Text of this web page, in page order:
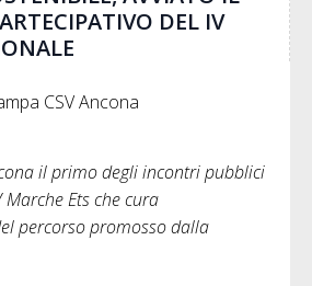
DEL IV
CSV Ancona
il primo degli incontri pubblici
Marche Ets che cura
percorsopromosso dalla